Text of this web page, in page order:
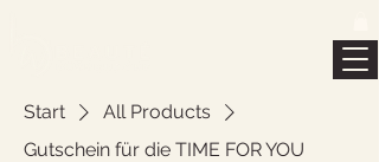
Start
All Products
Gutschein für die TIME FOR YOU